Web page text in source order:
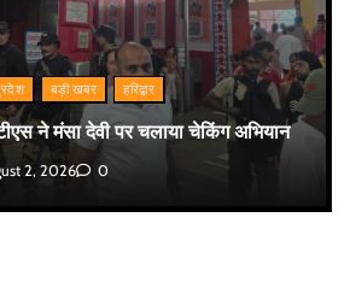
बड़ी खबर हरिद्वार
ने मंसा देवी पर चलाया चेकिंग अभियान
2, 2026 0